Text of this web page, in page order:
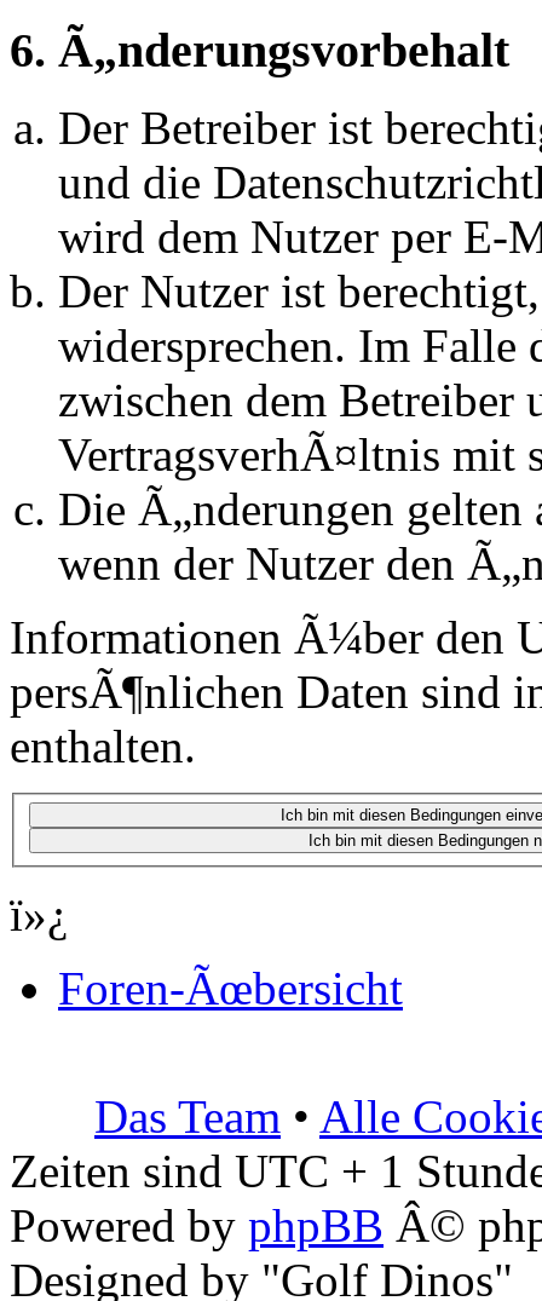
6. Ã„nderungsvorbehalt
Der Betreiber ist
und die
wird dem Nutzer per E-
Der Nutzer ist
widersprechen. Im Falle
zwischen dem Betreiber
VertragsverhÃ¤ltnis mit
Die Ã„nderungen
wenn der Nutzer den
Informationen Ã¼ber den
persÃ¶nlichen Daten sind
enthalten.
ï»¿
Foren-Ãœbersicht
Das Team • Alle
Zeiten sind UTC + 1
Powered by phpBB Â©
Designed by "Golf Dinos"